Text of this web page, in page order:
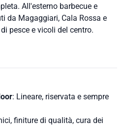
All'esterno barbecue e
da Magaggiari, Cala Rossa e
pesce e vicoli del centro.
: Lineare, riservata e sempre
finiture di qualità, cura dei